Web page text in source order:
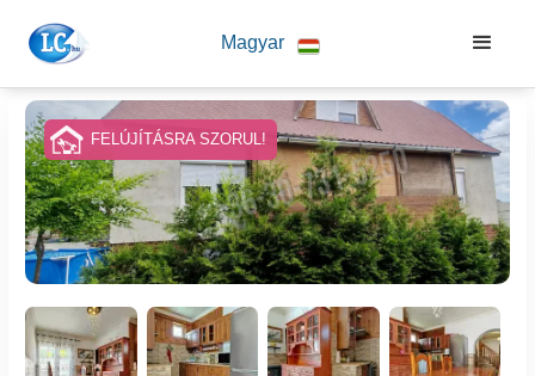
Magyar
FELÚJÍTÁSRA SZORUL!